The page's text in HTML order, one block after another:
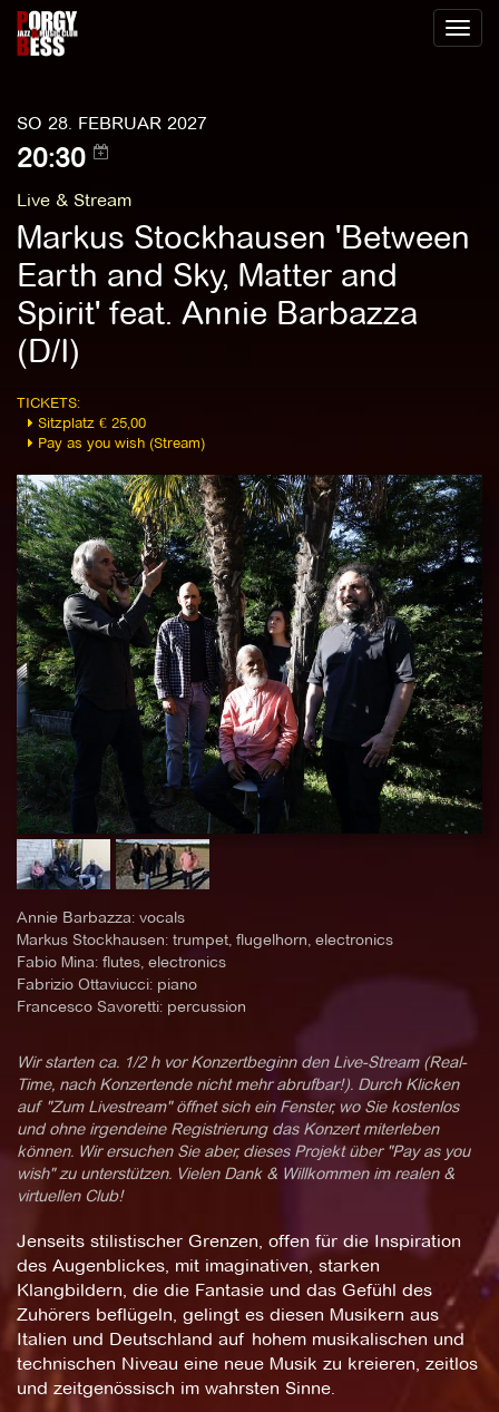
Toggle
SO 28. FEBRUAR 2027
20:30
Live & Stream
Markus Stockhausen 'Between
Earth and Sky, Matter and
Spirit' feat. Annie Barbazza
(D/I)
TICKETS:
Sitzplatz € 25,00
Pay as you wish (Stream)
Annie Barbazza: vocals
Markus Stockhausen: trumpet, flugelhorn, electronics
Fabio Mina: flutes, electronics
Fabrizio Ottaviucci: piano
Francesco Savoretti: percussion
Wir starten ca. 1/2 h vor Konzertbeginn den Live-Stream (Real-
Time, nach Konzertende nicht mehr abrufbar!). Durch Klicken
auf "Zum Livestream" öffnet sich ein Fenster, wo Sie kostenlos
und ohne irgendeine Registrierung das Konzert miterleben
können. Wir ersuchen Sie aber, dieses Projekt über "Pay as you
wish" zu unterstützen. Vielen Dank & Willkommen im realen &
virtuellen Club!
Jenseits stilistischer Grenzen, offen für die Inspiration
des Augenblickes, mit imaginativen, starken
Klangbildern, die die Fantasie und das Gefühl des
Zuhörers beflügeln, gelingt es diesen Musikern aus
Italien und Deutschland auf hohem musikalischen und
technischen Niveau eine neue Musik zu kreieren, zeitlos
und zeitgenössisch im wahrsten Sinne.